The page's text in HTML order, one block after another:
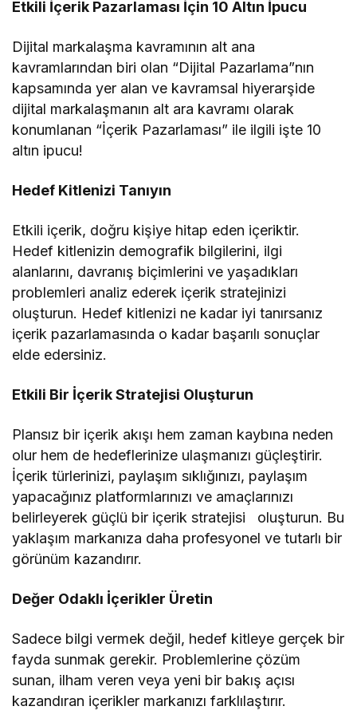
Etkili İçerik Pazarlaması İçin 10 Altın İpucu
Dijital markalaşma kavramının alt ana
kavramlarından biri olan “Dijital Pazarlama”nın
kapsamında yer alan ve kavramsal hiyerarşide
dijital markalaşmanın alt ara kavramı olarak
konumlanan “İçerik Pazarlaması” ile ilgili işte 10
altın ipucu!
Hedef Kitlenizi Tanıyın
Etkili içerik, doğru kişiye hitap eden içeriktir.
Hedef kitlenizin demografik bilgilerini, ilgi
alanlarını, davranış biçimlerini ve yaşadıkları
problemleri analiz ederek içerik stratejinizi
oluşturun. Hedef kitlenizi ne kadar iyi tanırsanız
içerik pazarlamasında o kadar başarılı sonuçlar
elde edersiniz.
Etkili Bir İçerik Stratejisi Oluşturun
Plansız bir içerik akışı hem zaman kaybına neden
olur hem de hedeflerinize ulaşmanızı güçleştirir.
İçerik türlerinizi, paylaşım sıklığınızı, paylaşım
yapacağınız platformlarınızı ve amaçlarınızı
belirleyerek güçlü bir içerik stratejisi oluşturun. Bu
yaklaşım markanıza daha profesyonel ve tutarlı bir
görünüm kazandırır.
Değer Odaklı İçerikler Üretin
Sadece bilgi vermek değil, hedef kitleye gerçek bir
fayda sunmak gerekir. Problemlerine çözüm
sunan, ilham veren veya yeni bir bakış açısı
kazandıran içerikler markanızı farklılaştırır.